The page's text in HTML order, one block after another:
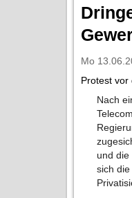
Mo
Protest vor
Nach
und
sich